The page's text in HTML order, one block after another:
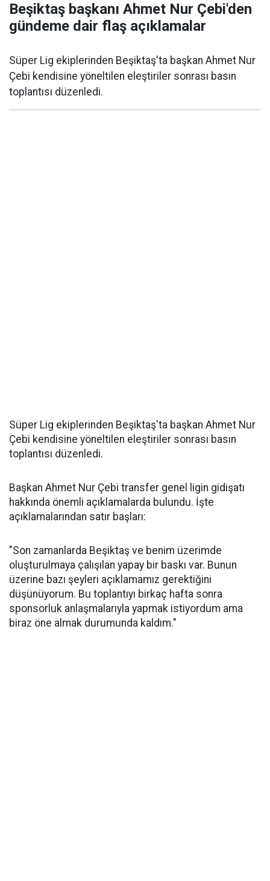
Beşiktaş başkanı Ahmet Nur Çebi'den
gündeme dair flaş açıklamalar
Süper Lig ekiplerinden Beşiktaş'ta başkan Ahmet Nur
Çebi kendisine yöneltilen eleştiriler sonrası basın
toplantısı düzenledi.
Süper Lig ekiplerinden Beşiktaş'ta başkan Ahmet Nur
Çebi kendisine yöneltilen eleştiriler sonrası basın
toplantısı düzenledi.
Başkan Ahmet Nur Çebi transfer genel ligin gidişatı
hakkında önemli açıklamalarda bulundu. İşte
açıklamalarından satır başları:
"Son zamanlarda Beşiktaş ve benim üzerimde
oluşturulmaya çalışılan yapay bir baskı var. Bunun
üzerine bazı şeyleri açıklamamız gerektiğini
düşünüyorum. Bu toplantıyı birkaç hafta sonra
sponsorluk anlaşmalarıyla yapmak istiyordum ama
biraz öne almak durumunda kaldım."